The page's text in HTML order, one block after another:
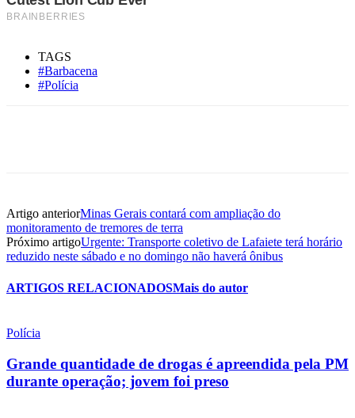
TAGS
#Barbacena
#Polícia
Artigo anteriorMinas Gerais contará com ampliação do
monitoramento de tremores de terra
Próximo artigoUrgente: Transporte coletivo de Lafaiete terá horário
reduzido neste sábado e no domingo não haverá ônibus
ARTIGOS RELACIONADOSMais do autor
Polícia
Grande quantidade de drogas é apreendida pela PM
durante operação; jovem foi preso